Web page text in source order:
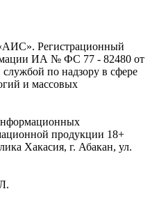
Регистрационный
ИА № ФС 77 - 82480 от
по надзору в сфере
и массовых
продукции 18+
Хакасия, г. Абакан, ул.